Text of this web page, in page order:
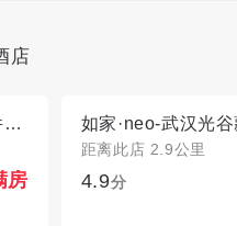
店
如家·neo-武汉光谷天地软件园路店
房
距离此店 2.9公里
4.9分